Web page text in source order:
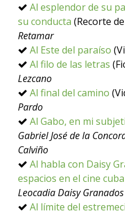
Al esplendor de su
su conducta (Recorte
Retamar
Al Este del paraíso
Al filo de las letras
Lezcano
Al final del camino
Pardo
Al Gabo, en mi
Gabriel José de la
Calviño
Al habla con Daisy
espacios en el cine
Leocadia Daisy
Al límite del